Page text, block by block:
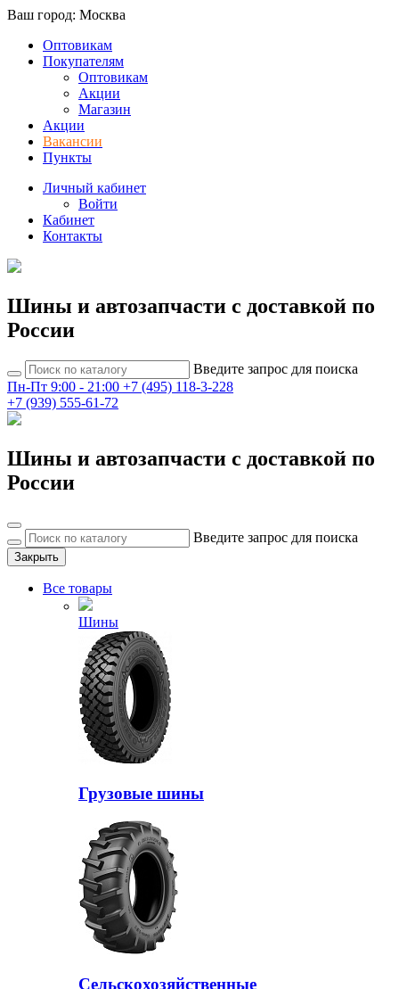
Ваш город: Москва
Оптовикам
Покупателям
Оптовикам
Акции
Магазин
Акции
Вакансии
Пункты
Личный кабинет
Войти
Кабинет
Контакты
Шины и автозапчасти с доставкой по
России
Введите запрос для поиска
Пн-Пт 9:00 - 21:00 +7 (495) 118-3-228
+7 (939) 555-61-72
Шины и автозапчасти с доставкой по
России
Введите запрос для поиска
Закрыть
Все товары
Шины
Грузовые шины
Сельскохозяйственные